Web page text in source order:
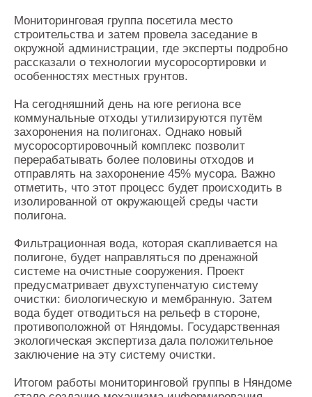
Мониторинговая группа посетила место
строительства и затем провела заседание в
окружной администрации, где эксперты подробно
рассказали о технологии мусоросортировки и
особенностях местных грунтов.
На сегодняшний день на юге региона все
коммунальные отходы утилизируются путём
захоронения на полигонах. Однако новый
мусоросортировочный комплекс позволит
перерабатывать более половины отходов и
отправлять на захоронение 45% мусора. Важно
отметить, что этот процесс будет происходить в
изолированной от окружающей среды части
полигона.
Фильтрационная вода, которая скапливается на
полигоне, будет направляться по дренажной
системе на очистные сооружения. Проект
предусматривает двухступенчатую систему
очистки: биологическую и мембранную. Затем
вода будет отводиться на рельеф в стороне,
противоположной от Няндомы. Государственная
экологическая экспертиза дала положительное
заключение на эту систему очистки.
Итогом работы мониторинговой группы в Няндоме